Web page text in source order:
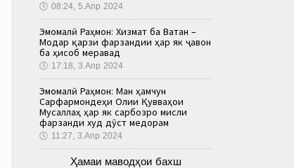
🕔 08:24, 5.Апр 2024
Эмомалӣ Раҳмон: Хизмат ба Ватан –
Модар қарзи фарзандии ҳар як ҷавон
ба ҳисоб меравад
🕔 17:18, 3.Апр 2024
Эмомалӣ Раҳмон: Ман ҳамчун
Сарфармондеҳи Олии Қувваҳои
Мусаллаҳ ҳар як сарбозро мисли
фарзанди худ дӯст медорам
🕔 11:27, 3.Апр 2024
Ҳамаи маводҳои бахш